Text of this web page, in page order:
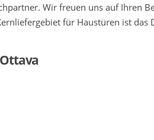
Wir freuen uns auf Ihren
für Haustüren ist